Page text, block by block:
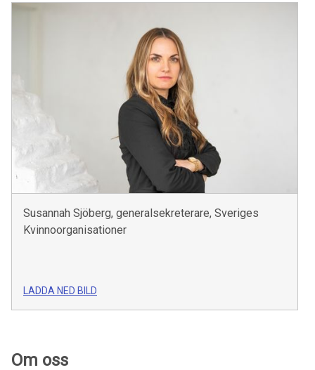
Susannah Sjöberg, generalsekreterare, Sveriges
Kvinnoorganisationer
LADDA NED BILD
Om oss